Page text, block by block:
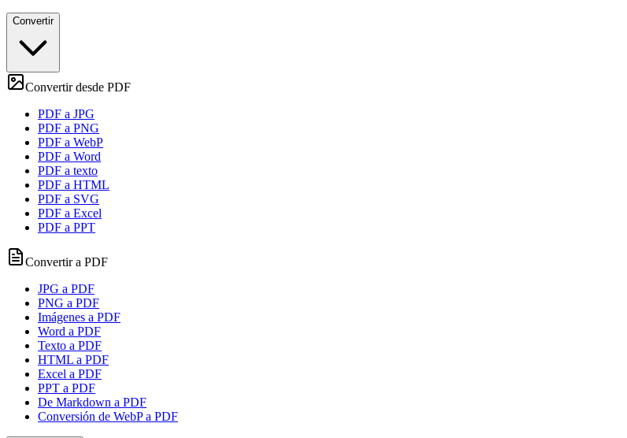
Convertir
Convertir desde PDF
PDF a JPG
PDF a PNG
PDF a WebP
PDF a Word
PDF a texto
PDF a HTML
PDF a SVG
PDF a Excel
PDF a PPT
Convertir a PDF
JPG a PDF
PNG a PDF
Imágenes a PDF
Word a PDF
Texto a PDF
HTML a PDF
Excel a PDF
PPT a PDF
De Markdown a PDF
Conversión de WebP a PDF